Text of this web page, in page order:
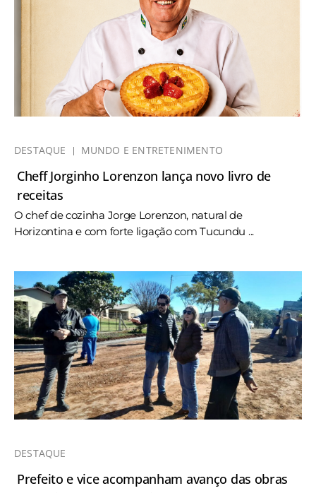
DESTAQUE MUNDO E ENTRETENIMENTO
Cheff Jorginho Lorenzon lança novo livro de
receitas
O chef de cozinha Jorge Lorenzon, natural de
Horizontina e com forte ligação com Tucundu ...
DESTAQUE
Prefeito e vice acompanham avanço das obras